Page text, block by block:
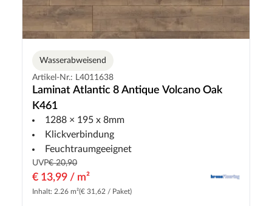
Wasserabweisend
Artikel-Nr.: L4011638
Laminat Atlantic 8 Antique Volcano Oak
K461
1288 × 195 x 8mm
Klickverbindung
Feuchtraumgeeignet
UVP€ 20,90
€ 13,99 / m²
Inhalt: 2.26 m²(€ 31,62 / Paket)